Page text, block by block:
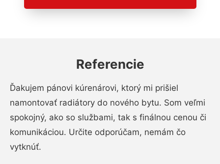
Referencie
Ďakujem pánovi kúrenárovi, ktorý mi prišiel
namontovať radiátory do nového bytu. Som veľmi
spokojný, ako so službami, tak s finálnou cenou či
komunikáciou. Určite odporúčam, nemám čo
vytknúť.